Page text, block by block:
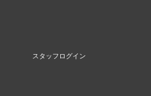
スタッフログイン